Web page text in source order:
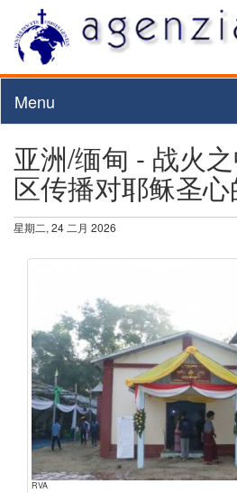
Menu
亚洲/缅甸 - 战火
区传播对耶稣圣
星期二, 24 二月 2026
RVA